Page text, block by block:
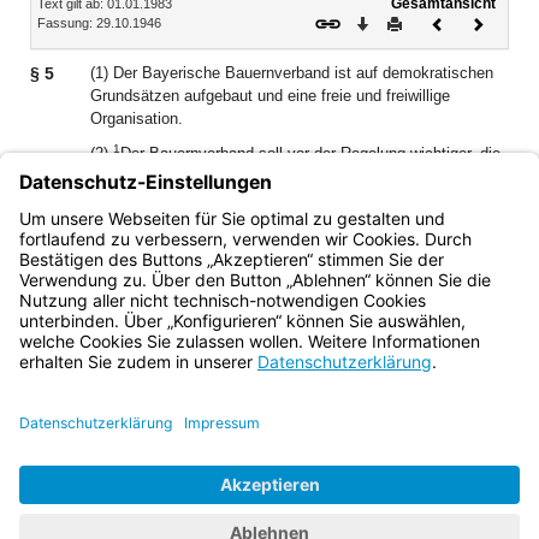
Text gilt ab: 01.01.1983
Fassung: 29.10.1946
Download
DruckenVorheriges
§ 5
(1) Der Bayerische Bauernverband ist auf demokratischen
Grundsätzen aufgebaut und eine freie und freiwillige
Organisation.
(2)1Der Bauernverband soll vor der Regelung wichtiger, die
Landwirtschaft berührender Angelegenheiten gehört werden;
er ist berechtigt, Anträge an die Staatsregierung zu stellen.
2Diese wird solche Anträge selbst entscheiden oder der
Volksvertretung zur Entscheidung vorlegen.
Bayern.de
BayernPortal
Impressum